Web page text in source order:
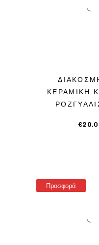
ΚΕΡΑΜΙΚΗ
€
Προσφορά